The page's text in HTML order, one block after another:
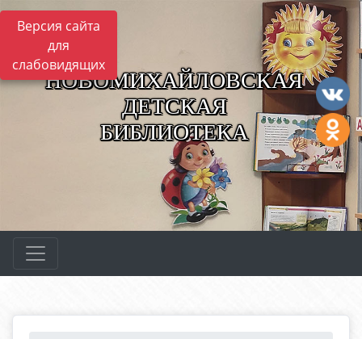
Версия сайта
для
слабовидящих
НОВОМИХАЙЛОВСКАЯ
ДЕТСКАЯ
БИБЛИОТЕКА